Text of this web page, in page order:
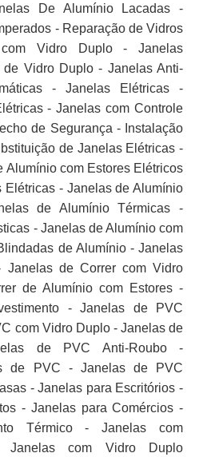
De Alumínio Lacadas -
- Reparação de Vidros
Vidro Duplo - Janelas
Vidro Duplo - Janelas Anti-
- Janelas Elétricas -
- Janelas com Controle
de Segurança - Instalação
de Janelas Elétricas -
Alumínio com Estores Elétricos
Elétricas - Janelas de Alumínio
de Alumínio Térmicas -
- Janelas de Alumínio com
de Alumínio - Janelas
de Correr com Vidro
de Alumínio com Estores -
- Janelas de PVC
com Vidro Duplo - Janelas de
de PVC Anti-Roubo -
de PVC - Janelas de PVC
- Janelas para Escritórios -
- Janelas para Comércios -
Térmico - Janelas com
Janelas com Vidro Duplo